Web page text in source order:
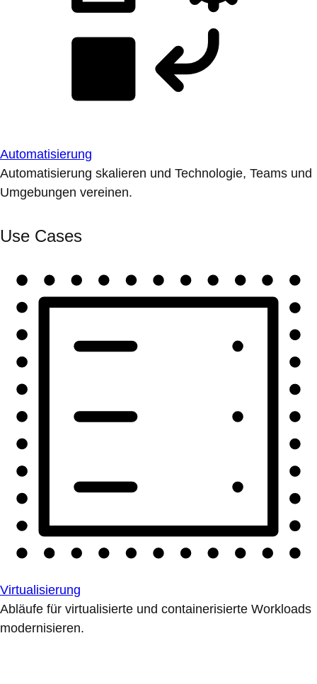
Automatisierung
Automatisierung skalieren und Technologie, Teams und
Umgebungen vereinen.
Use Cases
Virtualisierung
Abläufe für virtualisierte und containerisierte Workloads
modernisieren.